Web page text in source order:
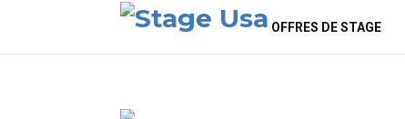
OFFRES DE STAGE